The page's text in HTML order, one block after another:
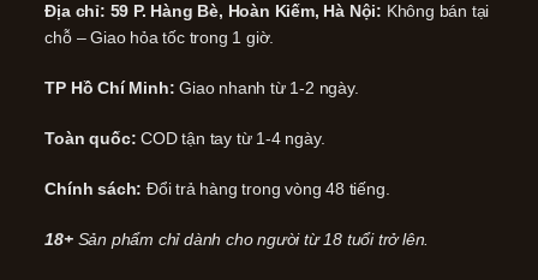
Địa chỉ: 59 P. Hàng Bè, Hoàn Kiếm, Hà Nội: Không bán tại
chỗ – Giao hỏa tốc trong 1 giờ.
TP Hồ Chí Minh: Giao nhanh từ 1-2 ngày.
Toàn quốc: COD tận tay từ 1-4 ngày.
Chính sách: Đổi trả hàng trong vòng 48 tiếng.
18+ Sản phẩm chỉ dành cho người từ 18 tuổi trở lên.